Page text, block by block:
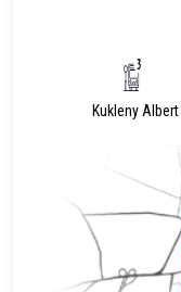
Kukleny Albert